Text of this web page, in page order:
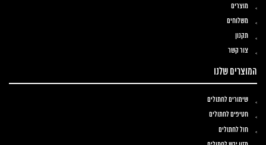
מוצרים
משלוחים
תקנון
צור קשר
המוצרים שלנו
שימורים לחתולים
חטיפים לחתולים
חול לחתולים